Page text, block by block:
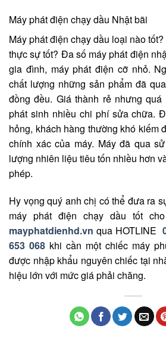
Máy phát điện chạy dầu Nhật bãi
Máy phát điện chạy dầu loại nào
thực sự tốt? Đa số máy phát điện
gia đình, máy phát điện cỡ nhỏ.
chất lượng những sản phẩm đã
đồng đều. Giá thành rẻ nhưng
phát sinh nhiều chi phí sửa chữa.
hỏng, khách hàng thường khó kiếm
chính xác của máy. Máy đã qua
lượng nhiên liệu tiêu tốn nhiều hơn
phép.
Hy vọng quý anh chị có thể đưa ra
máy phát điện chạy dầu tốt
mayphatdienhd.vn qua HOTLINE
653 068 khi cần một chiếc máy
được nhập khẩu nguyên chiếc tại
hiệu lớn với mức giá phải chăng.